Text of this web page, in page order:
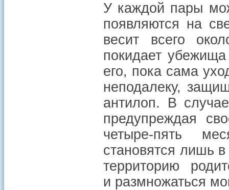
У каждой пары
появляются на
весит всего
покидает
его, пока сама
неподалеку,
антилоп. В
предупреждая
четыре-пять
становятся лишь
территорию
и размножаться